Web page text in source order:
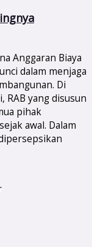
Anggaran Biaya
dalam menjaga
Di
yang disusun
pihak
awal. Dalam